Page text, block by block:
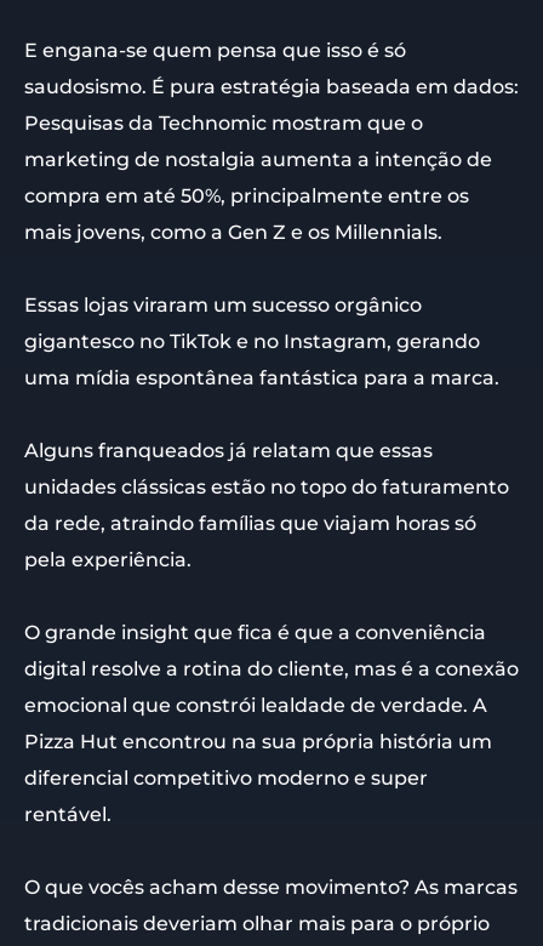
E engana-se quem pensa que isso é só
saudosismo. É pura estratégia baseada em dados:
Pesquisas da Technomic mostram que o
marketing de nostalgia aumenta a intenção de
compra em até 50%, principalmente entre os
mais jovens, como a Gen Z e os Millennials.
Essas lojas viraram um sucesso orgânico
gigantesco no TikTok e no Instagram, gerando
uma mídia espontânea fantástica para a marca.
Alguns franqueados já relatam que essas
unidades clássicas estão no topo do faturamento
da rede, atraindo famílias que viajam horas só
pela experiência.
O grande insight que fica é que a conveniência
digital resolve a rotina do cliente, mas é a conexão
emocional que constrói lealdade de verdade. A
Pizza Hut encontrou na sua própria história um
diferencial competitivo moderno e super
rentável.
O que vocês acham desse movimento? As marcas
tradicionais deveriam olhar mais para o próprio